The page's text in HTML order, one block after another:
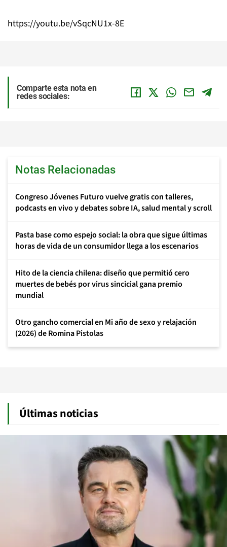
https://youtu.be/vSqcNU1x-8E
Comparte esta nota en
redes sociales:
Notas Relacionadas
Congreso Jóvenes Futuro vuelve gratis con talleres,
podcasts en vivo y debates sobre IA, salud mental y scroll
Pasta base como espejo social: la obra que sigue últimas
horas de vida de un consumidor llega a los escenarios
Hito de la ciencia chilena: diseño que permitió cero
muertes de bebés por virus sincicial gana premio
mundial
Otro gancho comercial en Mi año de sexo y relajación
(2026) de Romina Pistolas
Últimas noticias